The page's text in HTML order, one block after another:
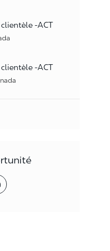
-ACT
-ACT
style='background-color:
<span style='background-